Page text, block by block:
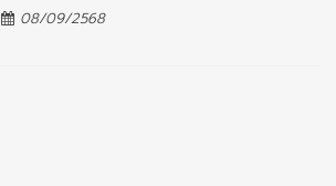
08/09/2568